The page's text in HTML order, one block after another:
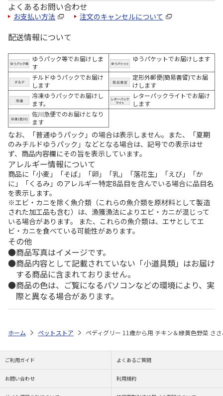
よくあるお問い合わせ
お支払い方法 注文のキャンセルについて
配送情報について
ゆうパック等でお届けしま
す
ゆうパケットでお届けします
チルドゆうパックでお届け
します
定形外郵便(簡易書留)でお届
けします
冷凍ゆうパックでお届けし
ます。
レターパックライトでお届け
します
佐川急便でのお届けとなり
ます
なお、「普通ゆうパック」の場合は表示しません。また、「夏期
のみチルドゆうパック」などとなる場合は、記号での表示はせ
ず、商品内容欄にその旨を表示しています。
アレルギー情報について
商品に「小麦」「そば」「卵」「乳」「落花生」「えび」「か
に」「くるみ」のアレルギー特定8品目を含んでいる場合に品目名
を表示します。
※エビ・カニを除く魚介類（これらの魚介類を原材料として製造
された加工品も含む）は、漁獲漁法によりエビ・カニが混じって
いる場合があります。 また、これらの魚介類は、エサとしてエ
ビ・カニを食べている可能性があります。
その他
商品写真はイメージです。
商品内容として記載されていない「小道具類」はお届け
する商品に含まれておりません。
商品の色は、ご覧になるパソコンなどの環境により、実
際と異なる場合があります。
ホーム ペットストア ペディグリー 11歳から用 チキン＆緑黄色野菜 さ
ご利用ガイド よくあるご質問
お問い合わせ 利用規約